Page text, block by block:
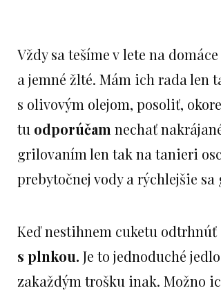
Vždy sa tešíme v lete na
a jemné žlté. Mám ich rada len
s olivovým olejom, posoliť,
tu odporúčam nechať
grilovaním len tak na tanieri
prebytočnej vody a rýchlejšie
Keď nestihnem cuketu odtrhnúť
s plnkou. Je to jednoduché
zakaždým trošku inak. Možno